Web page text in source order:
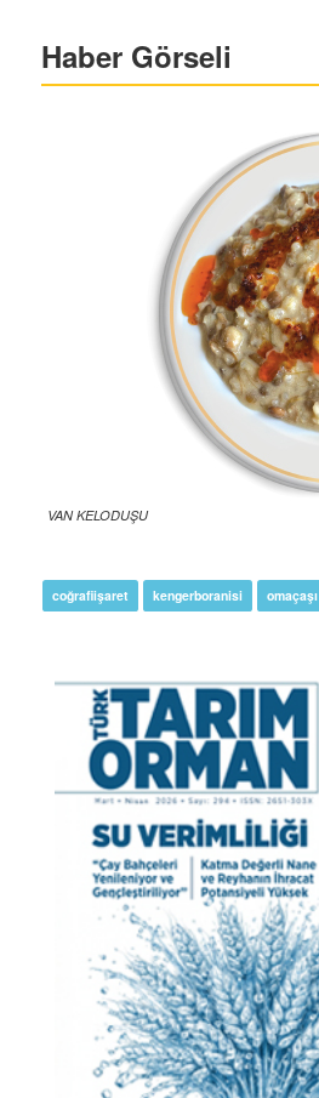
Haber Görseli
VAN KELODUŞU
coğrafiişaret kengerboranisi omaçaşı